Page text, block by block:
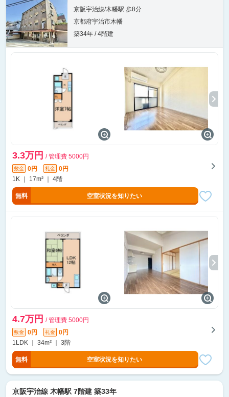
京阪宇治線/木幡駅 歩8分
京都府宇治市木幡
築34年 / 4階建
3.3万円 / 管理費 5000円
敷金 0円 礼金
0円
1K ｜ 17m² ｜ 4階
無料 空室状況を知りたい
4.7万円 / 管理費 5000円
敷金 0円 礼金
0円
1LDK ｜ 34m² ｜ 3階
無料 空室状況を知りたい
京阪宇治線 木幡駅 7階建 築33年